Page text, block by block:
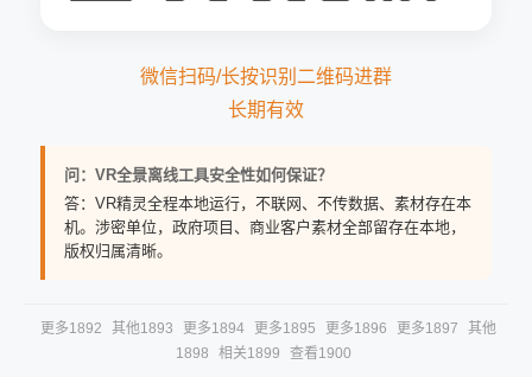
微信扫码/长按识别二维码进群
长期有效
问：VR全景离线工具安全性如何保证？
答：VR精灵全程本地运行，不联网、不传数据、素材存在本
机。涉密单位，政府项目、商业客户素材全部留存在本地，
版权归属清晰。
更多1892 其他1893 更多1894 更多1895 更多1896 更多1897
其他
1898
相关1899 查看1900